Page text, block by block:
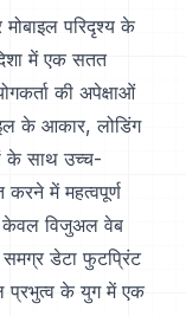
परिदृश्य के
में एक सतत
की अपेक्षाओं
के आकार, लोडिंग
के साथ उच्च-
में महत्वपूर्ण
केवल विजुअल वेब
डेटा फुटप्रिंट
प्रभुत्व के युग में एक